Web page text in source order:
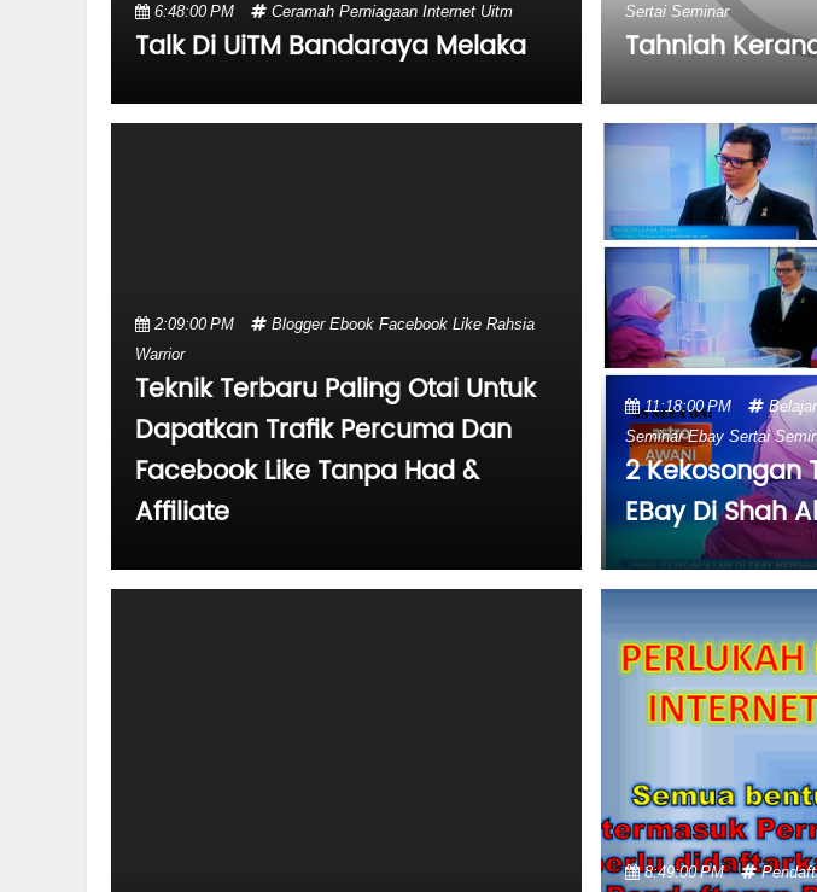
6:48:00 PM Ceramah Perniagaan Internet Uitm
Talk Di UiTM Bandaraya Melaka
Sertai Seminar
Tahniah
2:09:00 PM Blogger Ebook Facebook Like Rahsia
Warrior
Teknik Terbaru Paling Otai Untuk
Dapatkan Trafik Percuma Dan
Facebook Like Tanpa Had &
Affiliate
11:18:00 PM
Seminar Ebay Sertai
2 Kekosongan
EBay Di Shah
8:49:00 PM